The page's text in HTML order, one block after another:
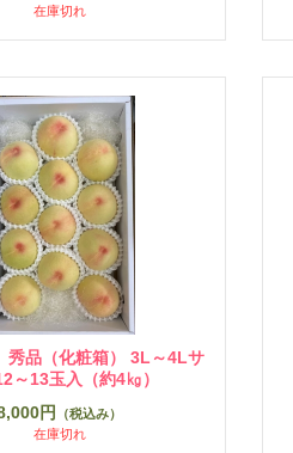
在庫切れ
秀品（化粧箱） 3L～4Lサ
～13玉入（約4㎏）
円
（税込み）
在庫切れ